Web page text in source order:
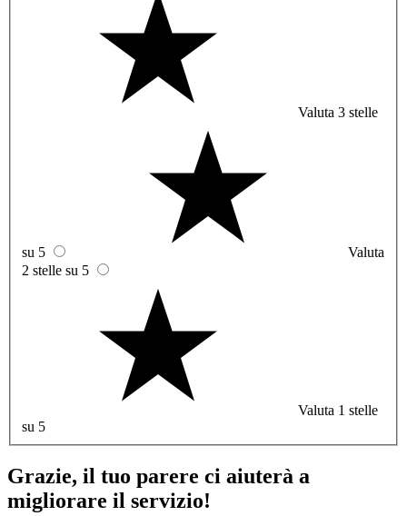
Valuta 3 stelle
su 5
Valuta
2 stelle su 5
Valuta 1 stelle
su 5
Grazie, il tuo parere ci aiuterà a
migliorare il servizio!